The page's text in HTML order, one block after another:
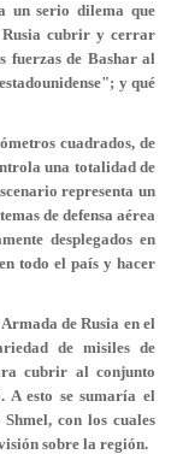
un serio dilema que
Rusia cubrir y cerrar
fuerzas de Bashar al
y qué
cuadrados, de
una totalidad de
representa un
de defensa aérea
desplegados en
todo el país y hacer
de Rusia en el
de misiles de
cubrir al conjunto
A esto se sumaría el
con los cuales
sobre la región.